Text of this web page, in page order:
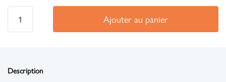
Ajouter au panier
Description